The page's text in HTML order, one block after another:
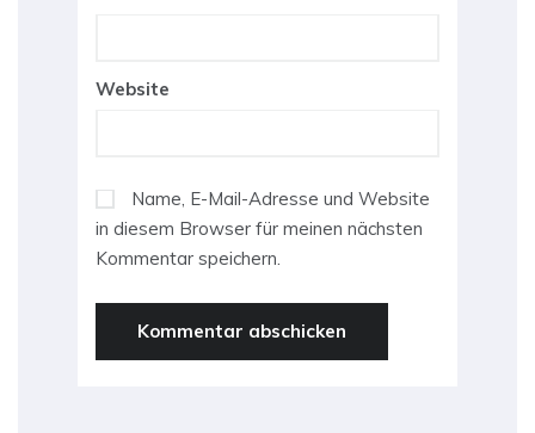
Website
Name, E-Mail-Adresse und Website
in diesem Browser für meinen nächsten
Kommentar speichern.